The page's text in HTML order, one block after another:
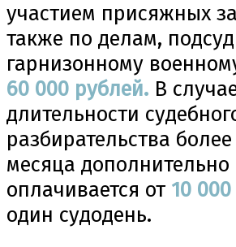
участием присяжных
также по делам,
гарнизонному
60 000 рублей. В
длительности
разбирательства
месяца дополнительно
оплачивается от 10
один судодень.